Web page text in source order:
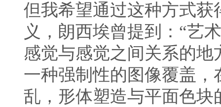
但我希望通过这种方式
义，朗西埃曾提到：“艺
感觉与感觉之间关系的
一种强制性的图像覆盖
乱，形体塑造与平面色